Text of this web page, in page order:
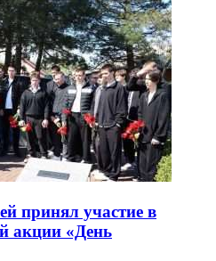
принял участие в
акции «День